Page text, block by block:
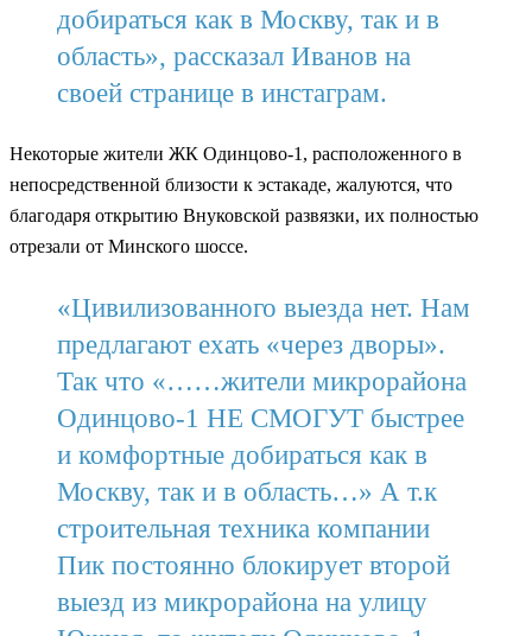
добираться как в Москву, так и в
область», рассказал Иванов на
своей странице в инстаграм.
Некоторые жители ЖК Одинцово-1, расположенного в
непосредственной близости к эстакаде, жалуются, что
благодаря открытию Внуковской развязки, их полностью
отрезали от Минского шоссе.
«Цивилизованного выезда нет. Нам
предлагают ехать «через дворы».
Так что «……жители микрорайона
Одинцово-1 НЕ СМОГУТ быстрее
и комфортные добираться как в
Москву, так и в область…» А т.к
строительная техника компании
Пик постоянно блокирует второй
выезд из микрорайона на улицу